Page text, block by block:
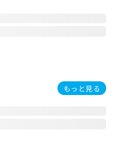
もっと見る